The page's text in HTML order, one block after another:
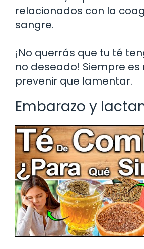
relacionados con la
sangre.
¡No querrás que tu té
no deseado! Siempre es
prevenir que lamentar.
Embarazo y